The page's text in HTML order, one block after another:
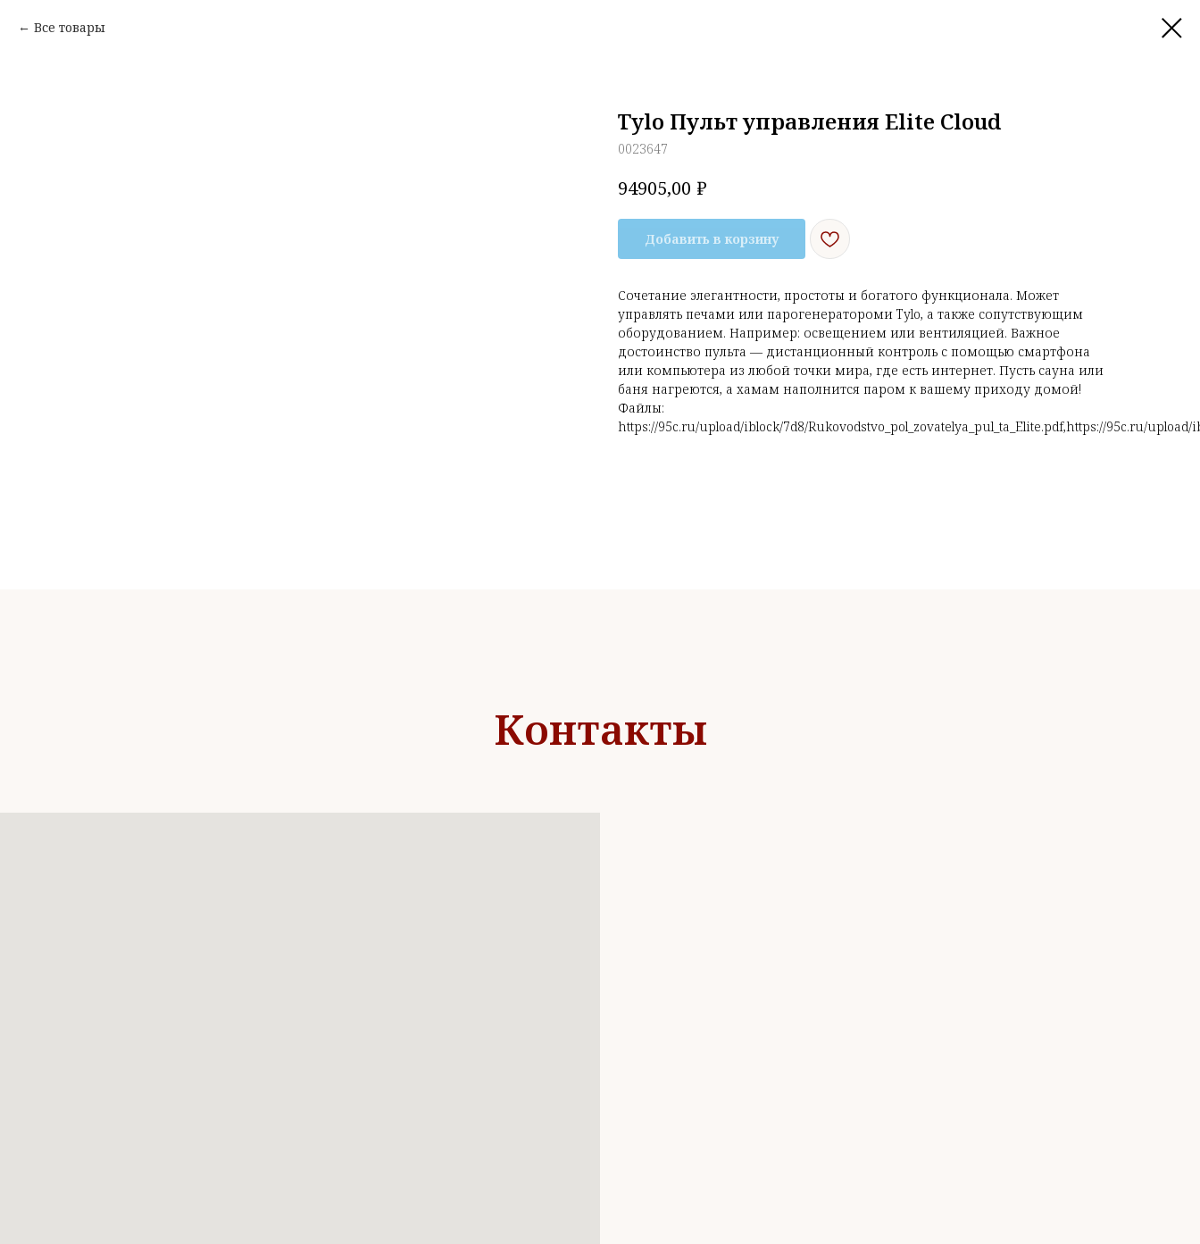
Все товары
Tylo Пульт управления Elite Cloud
0023647
94905,00 ₽
Добавить в корзину
Сочетание элегантности, простоты и богатого функционала. Может
управлять печами или парогенератороми Tylo, а также сопутствующим
оборудованием. Например: освещением или вентиляцией. Важное
достоинство пульта — дистанционный контроль с помощью смартфона
или компьютера из любой точки мира, где есть интернет. Пусть сауна или
баня нагреются, а хамам наполнится паром к вашему приходу домой!
Файлы:
https://95c.ru/upload/iblock/7d8/Rukovodstvo_pol_zovatelya_pul_ta_Elite.pdf,https://95c.ru/
Контакты